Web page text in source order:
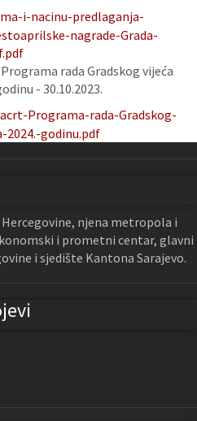
i-nacinu-predlaganja-
nagrade-Grada-
rada Gradskog vijeća
- 30.10.2023.
Programa-rada-Gradskog-
2024.-godinu.pdf
njena metropola i
i prometni centar, glavni
i sjedište Kantona Sarajevo.